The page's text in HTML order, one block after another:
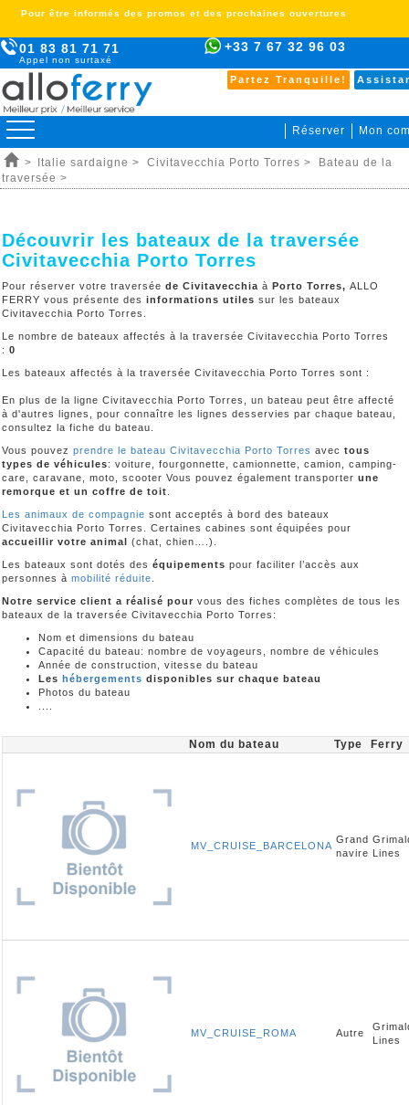
01 83 81 71 71
Appel non surtaxé
+33 7 67 32 96 03
Partez Tranquille!
Réserver Mon
Pour être informés des promos et des prochaines ouvertures
> Italie sardaigne > Civitavecchia Porto Torres >
Bateau de la
traversée >
Découvrir les bateaux de la traversée
Civitavecchia Porto Torres
Pour réserver votre traversée de Civitavecchia à Porto Torres, ALLO
FERRY vous présente des informations utiles sur les bateaux
Civitavecchia Porto Torres.
Le nombre de bateaux affectés à la traversée Civitavecchia Porto Torres
: 0
Les bateaux affectés à la traversée Civitavecchia Porto Torres sont :
En plus de la ligne Civitavecchia Porto Torres, un bateau peut être affecté
à d'autres lignes, pour connaître les lignes desservies par chaque bateau,
consultez la fiche du bateau.
Vous pouvez prendre le bateau Civitavecchia Porto Torres avec tous
types de véhicules: voiture, fourgonnette, camionnette, camion, camping-
care, caravane, moto, scooter Vous pouvez également transporter une
remorque et un coffre de toit
Les animaux de compagnie sont acceptés à bord des bateaux
Civitavecchia Porto Torres. Certaines cabines sont équipées pour
accueillir votre animal (chat, chien….).
Les bateaux sont dotés des équipements pour faciliter l’accès aux
personnes à mobilité réduite
Notre service client a réalisé pour vous des fiches complètes de tous les
bateaux de la traversée Civitavecchia Porto Torres:
Nom et dimensions du bateau
Capacité du bateau: nombre de voyageurs, nombre de véhicules
Année de construction, vitesse du bateau
Les hébergements disponibles sur chaque bateau
Photos du bateau
Nom du bateau Type Ferry
MV_CRUISE_BARCELONA
Grand
navire Lines
MV_CRUISE_ROMA Autre
Lines